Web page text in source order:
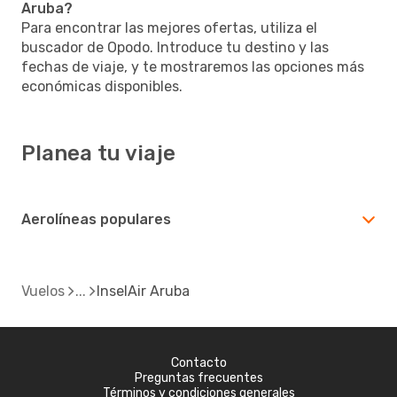
Aruba?
Para encontrar las mejores ofertas, utiliza el
buscador de Opodo. Introduce tu destino y las
fechas de viaje, y te mostraremos las opciones más
económicas disponibles.
Planea tu viaje
Aerolíneas populares
Vuelos InselAir Aruba
Contacto
Preguntas frecuentes
Términos y condiciones generales